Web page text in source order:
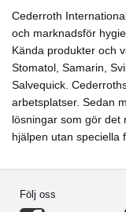
Cederroth
och marknadsför
Kända produkter och
Stomatol, Samarin,
Salvequick.
arbetsplatser. Sedan
lösningar som gör det
hjälpen utan speciella
Följ oss